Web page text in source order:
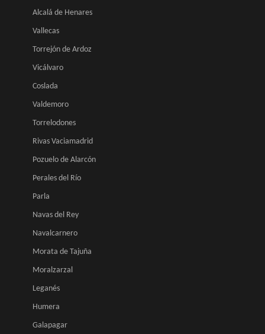
Alcalá de Henares
Vallecas
Torrejón de Ardoz
Vicálvaro
Coslada
Valdemoro
Torrelodones
Rivas Vaciamadrid
Pozuelo de Alarcón
Perales del Río
Parla
Navas del Rey
Navalcarnero
Morata de Tajuña
Moralzarzal
Leganés
Humera
Galapagar